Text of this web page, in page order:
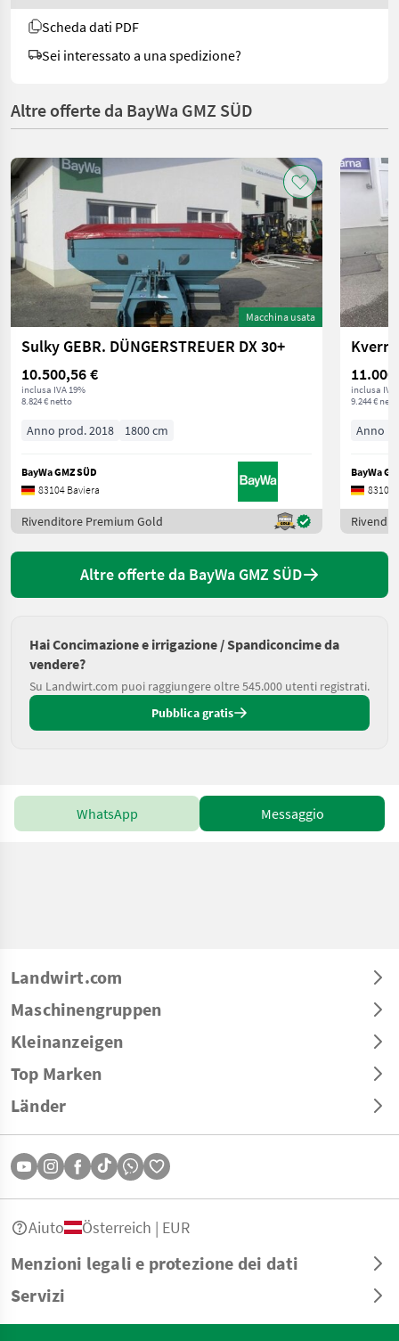
Scheda dati PDF
Sei interessato a una spedizione?
Altre offerte da BayWa GMZ SÜD
Macchina usata
Sulky GEBR. DÜNGERSTREUER DX 30+
10.500,56 €
inclusa IVA 19%
8.824 € netto
Anno prod. 2018 1800 cm
BayWa GMZ SÜD
83104 Baviera
Rivenditore Premium Gold
inclusa IVA
9.244 €
Anno
BayWa
83104
Altre offerte da BayWa GMZ SÜD
Hai Concimazione e irrigazione / Spandiconcime da
vendere?
Su Landwirt.com puoi raggiungere oltre 545.000 utenti registrati.
Pubblica gratis
WhatsApp Messaggio
Landwirt.com
Maschinengruppen
Kleinanzeigen
Top Marken
Länder
Menzioni legali e protezione dei dati
Servizi
Aiuto Österreich | EUR